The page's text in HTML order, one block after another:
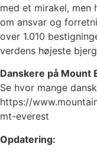
med et mirakel, men
om ansvar og
over 1.010
verdens højeste
Danskere på Mount
Se hvor mange
https://
mt-everest
Opdatering: